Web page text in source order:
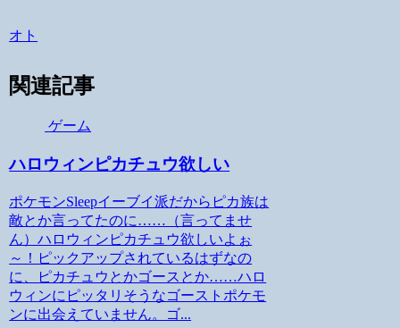
オト
関連記事
ゲーム
ハロウィンピカチュウ欲しい
ポケモンSleepイーブイ派だからピカ族は
敵とか言ってたのに……（言ってませ
ん）ハロウィンピカチュウ欲しいよぉ
～！ピックアップされているはずなの
に、ピカチュウとかゴースとか……ハロ
ウィンにピッタリそうなゴーストポケモ
ンに出会えていません。ゴ...